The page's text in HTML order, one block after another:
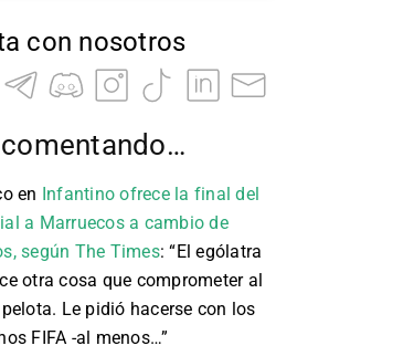
con nosotros
en Infantino ofrece la final del
a Marruecos a cambio de
según The Times: “El ególatra
otra cosa que comprometer al
Le pidió hacerse con los
FIFA -al menos…”